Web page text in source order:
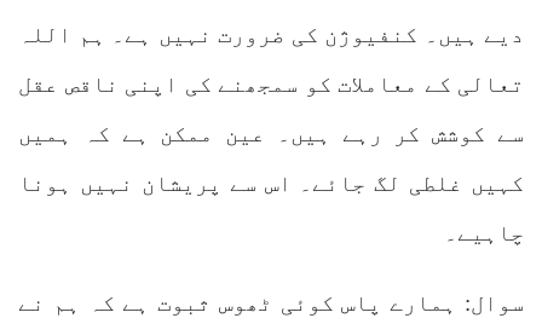
دیے ہیں۔ کنفیوژن کی ضرورت نہیں ہے۔ ہم اللہ
تعالی کے معاملات کو سمجھنے کی اپنی ناقص عقل
سے کوشش کر رہے ہیں۔ عین ممکن ہے کہ ہمیں
کہیں غلطی لگ جائے۔ اس سے پریشان نہیں ہونا
چاہیے۔
سوال: ہمارے پاس کوئی ٹھوس ثبوت ہے کہ ہم نے